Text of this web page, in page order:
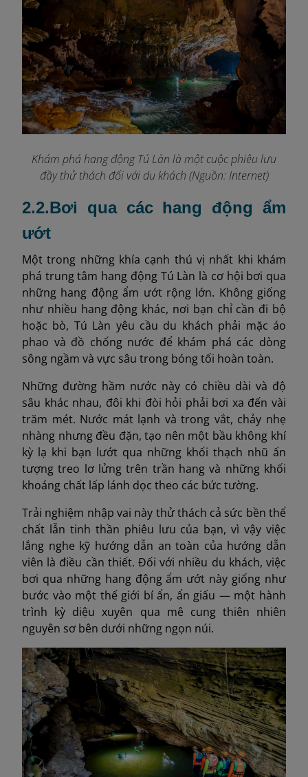
Khám phá hang động Tú Làn là một cuộc phiêu lưu
đầy thử thách đối với du khách (Nguồn: Internet)
2.2.Bơi qua các hang động ẩm
ướt
Một trong những khía cạnh thú vị nhất khi khám
phá trung tâm hang động Tú Làn là cơ hội bơi qua
những hang động ẩm ướt rộng lớn. Không giống
như nhiều hang động khác, nơi bạn chỉ cần đi bộ
hoặc bò, Tú Làn yêu cầu du khách phải mặc áo
phao và đồ chống nước để khám phá các dòng
sông ngầm và vực sâu trong bóng tối hoàn toàn.
Những đường hầm nước này có chiều dài và độ
sâu khác nhau, đôi khi đòi hỏi phải bơi xa đến vài
trăm mét. Nước mát lạnh và trong vắt, chảy nhẹ
nhàng nhưng đều đặn, tạo nên một bầu không khí
kỳ lạ khi bạn lướt qua những khối thạch nhũ ấn
tượng treo lơ lửng trên trần hang và những khối
khoáng chất lấp lánh dọc theo các bức tường.
Trải nghiệm nhập vai này thử thách cả sức bền thể
chất lẫn tinh thần phiêu lưu của bạn, vì vậy việc
lắng nghe kỹ hướng dẫn an toàn của hướng dẫn
viên là điều cần thiết. Đối với nhiều du khách, việc
bơi qua những hang động ẩm ướt này giống như
bước vào một thế giới bí ẩn, ẩn giấu — một hành
trình kỳ diệu xuyên qua mê cung thiên nhiên
nguyên sơ bên dưới những ngọn núi.